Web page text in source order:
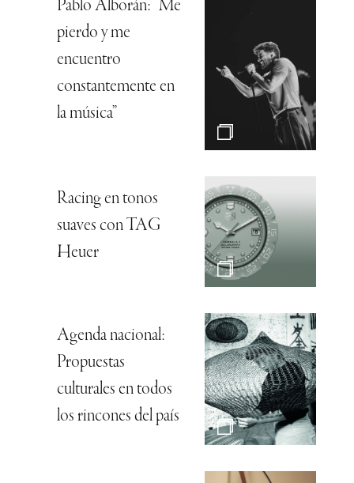
Pablo Alborán: “Me
pierdo y me
encuentro
constantemente en
la música”
Racing en tonos
suaves con TAG
Heuer
Agenda nacional:
Propuestas
culturales en todos
los rincones del país